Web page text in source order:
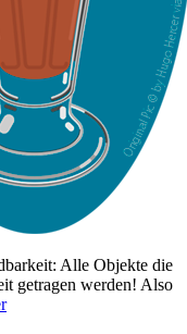
Alle Objekte die
getragen werden! Also